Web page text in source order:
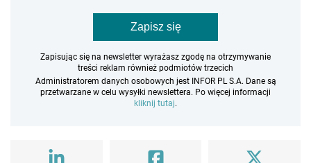
Zapisz się
Zapisując się na newsletter wyrażasz zgodę na otrzymywanie
treści reklam również podmiotów trzecich
Administratorem danych osobowych jest INFOR PL S.A. Dane są
przetwarzane w celu wysyłki newslettera. Po więcej informacji
kliknij tutaj.